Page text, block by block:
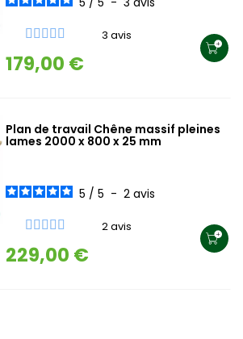
3 avis
179,00 €
Plan de travail Chêne massif pleines
lames 2000 x 800 x 25 mm
5 / 5 - 2 avis
2 avis
229,00 €